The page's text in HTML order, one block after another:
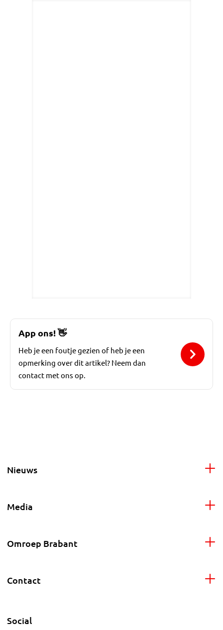
App ons!👋
Heb je een foutje gezien of heb je een
opmerking over dit artikel? Neem dan
contact met ons op.
Nieuws
Media
Omroep Brabant
Contact
Social